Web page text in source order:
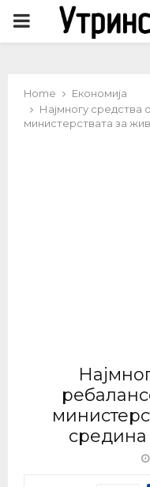
PRIMARY
Home
Економија
Најмногу средства
министерствата за
средина